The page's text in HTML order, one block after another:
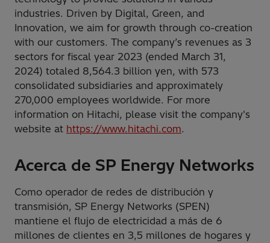
industries. Driven by Digital, Green, and
Innovation, we aim for growth through co-creation
with our customers. The company’s revenues as 3
sectors for fiscal year 2023 (ended March 31,
2024) totaled 8,564.3 billion yen, with 573
consolidated subsidiaries and approximately
270,000 employees worldwide. For more
information on Hitachi, please visit the company's
website at https://www.hitachi.com.
Acerca de SP Energy Networks
Como operador de redes de distribución y
transmisión, SP Energy Networks (SPEN)
mantiene el flujo de electricidad a más de 6
millones de clientes en 3,5 millones de hogares y